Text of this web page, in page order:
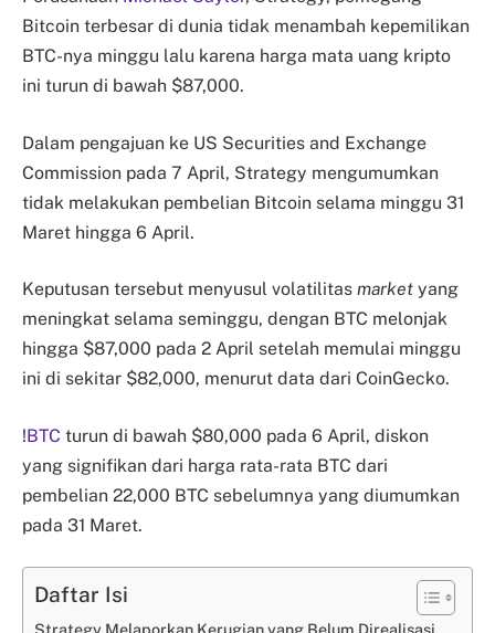
Bitcoin terbesar di dunia tidak menambah kepemilikan
BTC-nya minggu lalu karena harga mata uang kripto
ini turun di bawah $87,000.
Dalam pengajuan ke US Securities and Exchange
Commission pada 7 April, Strategy mengumumkan
tidak melakukan pembelian Bitcoin selama minggu 31
Maret hingga 6 April.
Keputusan tersebut menyusul volatilitas market yang
meningkat selama seminggu, dengan BTC melonjak
hingga $87,000 pada 2 April setelah memulai minggu
ini di sekitar $82,000, menurut data dari CoinGecko.
!BTC turun di bawah $80,000 pada 6 April, diskon
yang signifikan dari harga rata-rata BTC dari
pembelian 22,000 BTC sebelumnya yang diumumkan
pada 31 Maret.
Daftar Isi